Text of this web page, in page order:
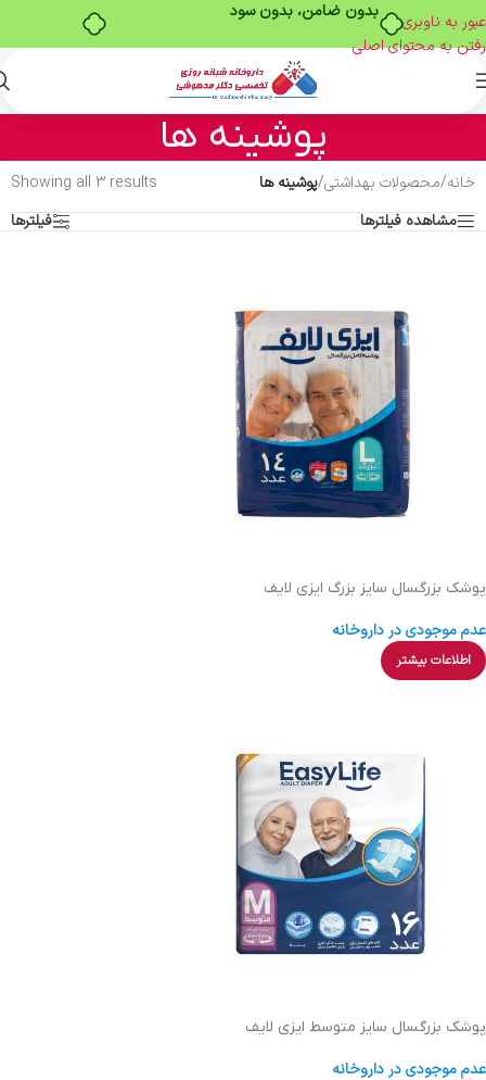
بدون ضامن، بدون سود
عبور به ناوبری
رفتن به محتوای اصلی
پوشینه ها
خانه/محصولات بهداشتی/پوشینه ها
Showing all 3 results
مشاهده فیلترها
فیلترها
پوشك بزرگسال سایز بزرگ ایزی لایف
عدم موجودی در داروخانه
اطلاعات بیشتر
پوشك بزرگسال سایز متوسط ایزی لایف
عدم موجودی در داروخانه